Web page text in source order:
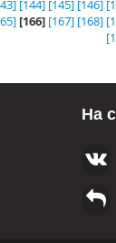
[144] [145] [146]
[166] [167] [168]
На